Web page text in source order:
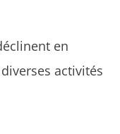
en
activités